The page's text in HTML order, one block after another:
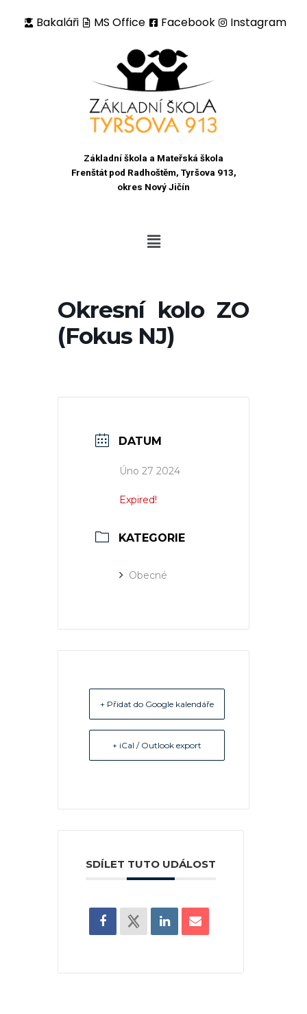
Bakaláři MS Office Facebook Instagram
Základní škola a Mateřská škola
Frenštát pod Radhoštěm, Tyršova 913,
okres Nový Jičín
Okresní kolo ZO
(Fokus NJ)
DATUM
Úno 27 2024
Expired!
KATEGORIE
Obecné
+ Přidat do Google kalendáře
+ iCal / Outlook export
SDÍLET TUTO UDÁLOST